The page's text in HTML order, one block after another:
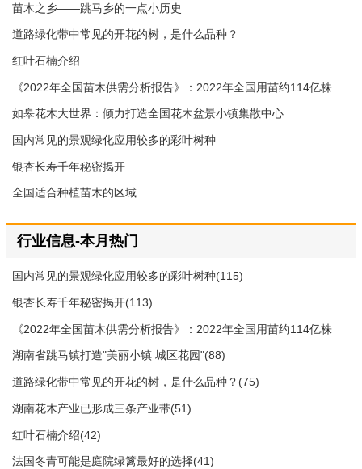
苗木之乡——跳马乡的一点小历史
道路绿化带中常见的开花的树，是什么品种？
红叶石楠介绍
《2022年全国苗木供需分析报告》：2022年全国用苗约114亿株
如皋花木大世界：倾力打造全国花木盆景小镇集散中心
国内常见的景观绿化应用较多的彩叶树种
银杏长寿千年秘密揭开
全国适合种植苗木的区域
行业信息-本月热门
国内常见的景观绿化应用较多的彩叶树种(115)
银杏长寿千年秘密揭开(113)
《2022年全国苗木供需分析报告》：2022年全国用苗约114亿株
(109)
湖南省跳马镇打造"美丽小镇 城区花园"(88)
道路绿化带中常见的开花的树，是什么品种？(75)
湖南花木产业已形成三条产业带(51)
红叶石楠介绍(42)
法国冬青可能是庭院绿篱最好的选择(41)